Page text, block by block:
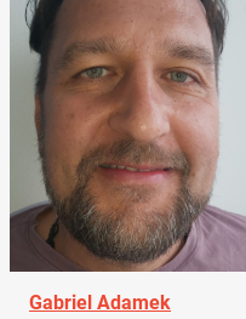
Gabriel Adamek